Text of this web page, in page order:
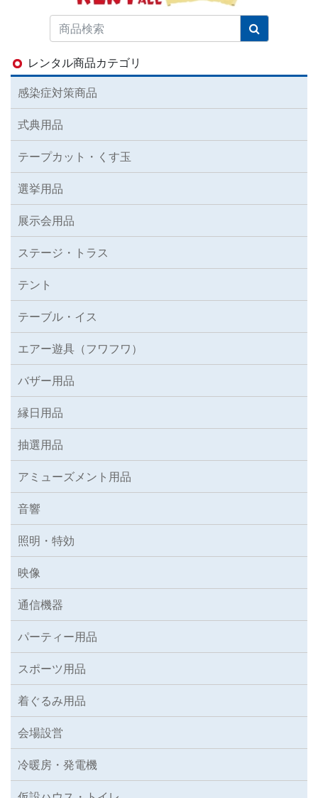
レンタル商品カテゴリ
感染症対策商品
式典用品
テープカット・くす玉
選挙用品
展示会用品
ステージ・トラス
テント
テーブル・イス
エアー遊具（フワフワ）
バザー用品
縁日用品
抽選用品
アミューズメント用品
音響
照明・特効
映像
通信機器
パーティー用品
スポーツ用品
着ぐるみ用品
会場設営
冷暖房・発電機